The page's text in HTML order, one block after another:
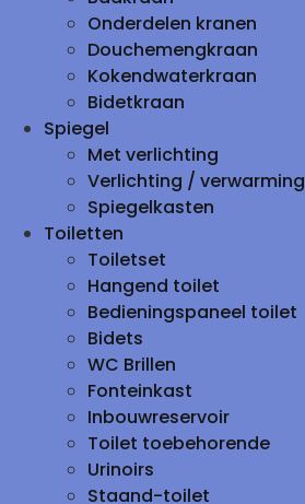
Onderdelen kranen
Douchemengkraan
Kokendwaterkraan
Bidetkraan
Spiegel
Met verlichting
Verlichting / verwarming
Spiegelkasten
Toiletten
Toiletset
Hangend toilet
Bedieningspaneel toilet
Bidets
WC Brillen
Fonteinkast
Inbouwreservoir
Toilet toebehorende
Urinoirs
Staand-toilet